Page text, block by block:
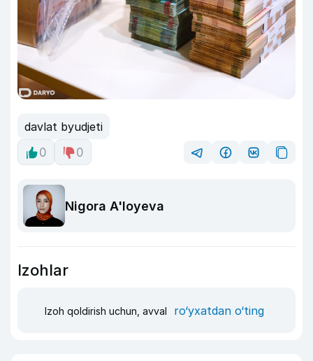
davlat byudjeti
0
0
Nigora A'loyeva
Izohlar
Izoh qoldirish uchun, avval ro‘yxatdan o‘ting